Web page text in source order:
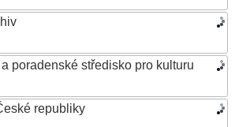
poradenské středisko pro kulturu
republiky